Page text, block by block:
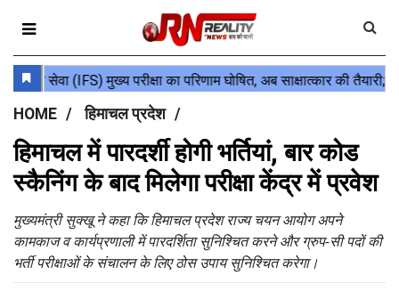
HOME हिमाचल प्रदेश
हिमाचल में पारदर्शी होगी भर्तियां, बार कोड
स्कैनिंग के बाद मिलेगा परीक्षा केंद्र में प्रवेश
मुख्यमंत्री सुक्खू ने कहा कि हिमाचल प्रदेश राज्य चयन आयोग अपने
कामकाज व कार्यप्रणाली में पारदर्शिता सुनिश्चित करने और ग्रुप-सी पदों की
भर्ती परीक्षाओं के संचालन के लिए ठोस उपाय सुनिश्चित करेगा।